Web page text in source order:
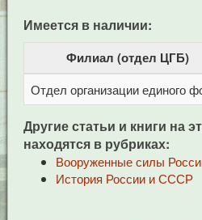
Имеется в наличии:
Филиал (отдел ЦГБ)
Отдел организации единого
Другие статьи и книги на
находятся в рубриках:
Вооруженные силы
История России и СССР